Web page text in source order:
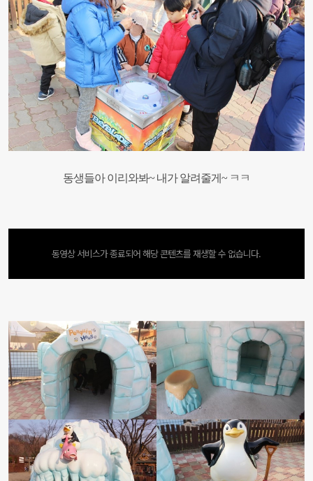
동생들아 이리와봐~ 내가 알려줄게~ ㅋㅋ
동영상 서비스가 종료되어 해당 콘텐츠를 재생할 수 없습니다.